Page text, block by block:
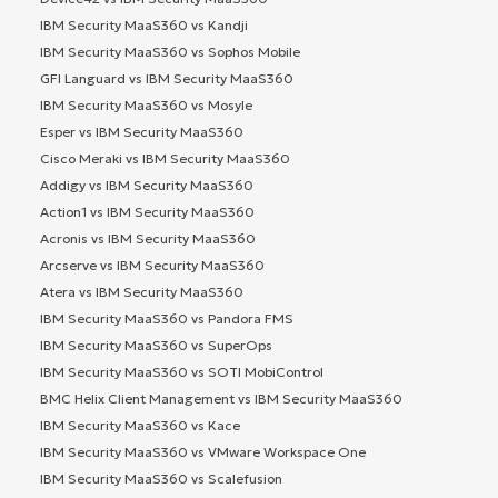
IBM Security MaaS360 vs Kandji
IBM Security MaaS360 vs Sophos Mobile
GFI Languard vs IBM Security MaaS360
IBM Security MaaS360 vs Mosyle
Esper vs IBM Security MaaS360
Cisco Meraki vs IBM Security MaaS360
Addigy vs IBM Security MaaS360
Action1 vs IBM Security MaaS360
Acronis vs IBM Security MaaS360
Arcserve vs IBM Security MaaS360
Atera vs IBM Security MaaS360
IBM Security MaaS360 vs Pandora FMS
IBM Security MaaS360 vs SuperOps
IBM Security MaaS360 vs SOTI MobiControl
BMC Helix Client Management vs IBM Security MaaS360
IBM Security MaaS360 vs Kace
IBM Security MaaS360 vs VMware Workspace One
IBM Security MaaS360 vs Scalefusion